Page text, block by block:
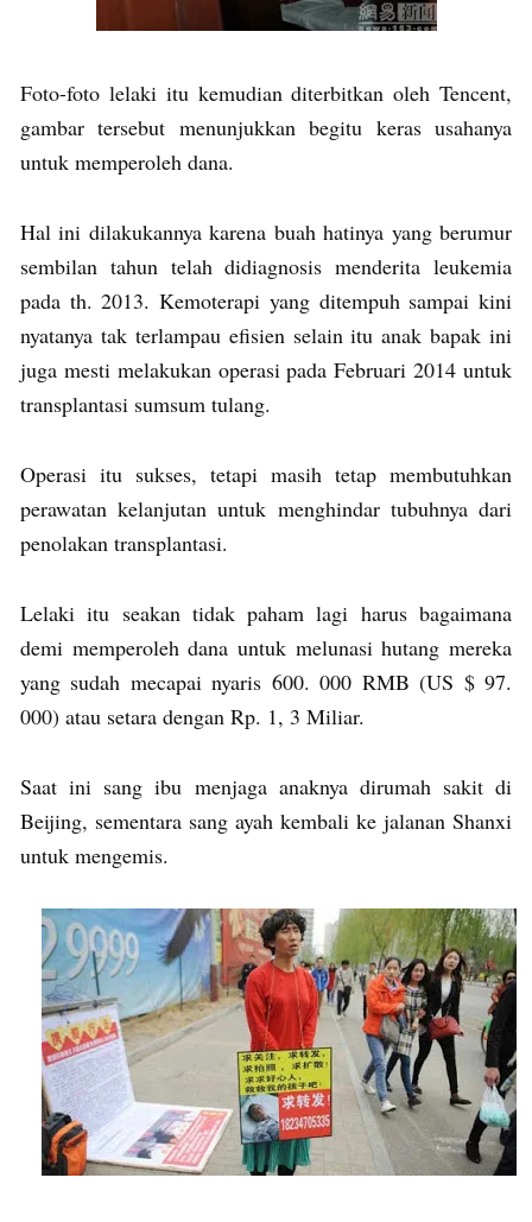
Foto-foto lelaki itu kemudian diterbitkan oleh Tencent,
gambar tersebut menunjukkan begitu keras usahanya
untuk memperoleh dana.
Hal ini dilakukannya karena buah hatinya yang berumur
sembilan tahun telah didiagnosis menderita leukemia
pada th. 2013. Kemoterapi yang ditempuh sampai kini
nyatanya tak terlampau efisien selain itu anak bapak ini
juga mesti melakukan operasi pada Februari 2014 untuk
transplantasi sumsum tulang.
Operasi itu sukses, tetapi masih tetap membutuhkan
perawatan kelanjutan untuk menghindar tubuhnya dari
penolakan transplantasi.
Lelaki itu seakan tidak paham lagi harus bagaimana
demi memperoleh dana untuk melunasi hutang mereka
yang sudah mecapai nyaris 600. 000 RMB (US $ 97.
000) atau setara dengan Rp. 1, 3 Miliar.
Saat ini sang ibu menjaga anaknya dirumah sakit di
Beijing, sementara sang ayah kembali ke jalanan Shanxi
untuk mengemis.